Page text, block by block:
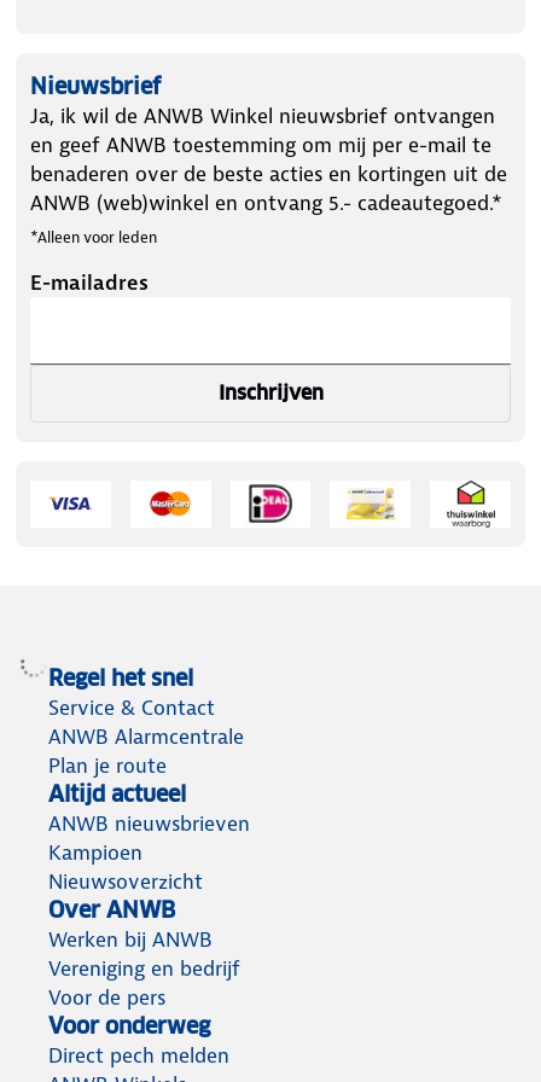
kwaliteitseisen door Rijkstypekeur en zelfs MPA
Dresden in Duitsland.
Handige montage
- In de verpakking bevindt zich
een montagebeugel. Hiermee hang je de blusser zeer
eenvoudig en stevig op.
Het blusdeken
van een brandblusser is dat er veel minder
restschade achterblijft. Bij zo’n kleine of beginnende
brand trek je aan de 2 hendels en plaats je het
blusdeken over de brand. Hierdoor sluit je de
toevoer van zuurstof af waardoor de brand zal
doven. Let op: Het blusdeken is niet geschikt voor
olie- of vetbranden.
Nieuwsbrief
Ja, ik wil de ANWB Winkel nieuwsbrief ontvangen
en geef ANWB toestemming om mij per e-mail te
benaderen over de beste acties en kortingen uit de
ANWB (web)winkel en ontvang 5.- cadeautegoed.*
*Alleen voor leden
E-mailadres
Inschrijven
Regel het snel
Service & Contact
ANWB Alarmcentrale
Plan je route
Altijd actueel
ANWB nieuwsbrieven
Kampioen
Nieuwsoverzicht
Over ANWB
Werken bij ANWB
Vereniging en bedrijf
Voor de pers
Voor onderweg
Direct pech melden